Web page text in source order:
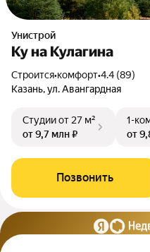
Унистрой
Ку на Кулагина
Строится•комфорт•4.4 (89)
Казань, ул. Авангардная
Студииот 27 м²
от 9,7 млн ₽
1-
от
Позвонить